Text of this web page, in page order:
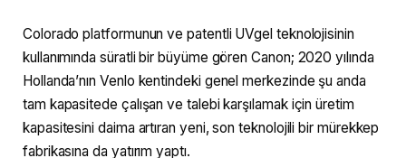
Colorado platformunun ve patentli UVgel teknolojisinin
kullanımında süratli bir büyüme gören Canon; 2020 yılında
Hollanda’nın Venlo kentindeki genel merkezinde şu anda
tam kapasitede çalışan ve talebi karşılamak için üretim
kapasitesini daima artıran yeni, son teknolojili bir mürekkep
fabrikasına da yatırım yaptı.